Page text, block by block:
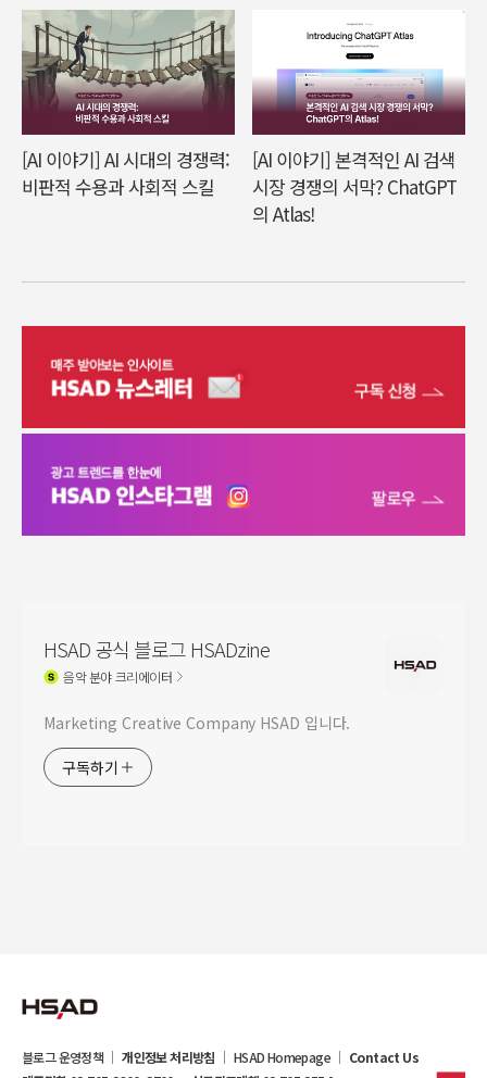
[AI 이야기] AI 시대의 경쟁력:
비판적 수용과 사회적 스킬
[AI 이야기] 본격적인 AI 검색
시장 경쟁의 서막? ChatGPT
의 Atlas!
HSAD 공식 블로그 HSADzine
음악분야 크리에이터
Marketing Creative Company HSAD 입니다.
구독하기
블로그 운영정책 개인정보 처리방침 HSAD Homepage
Contact Us